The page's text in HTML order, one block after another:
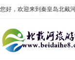
您好，欢迎来到秦皇岛北戴